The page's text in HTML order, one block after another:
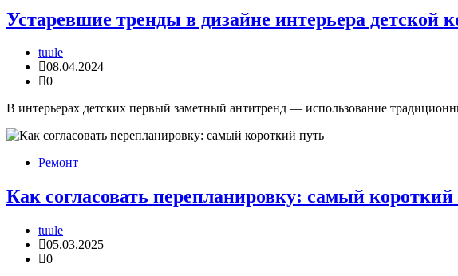
Устаревшие тренды в дизайне интерьера детской
tuule
08.04.2024
0
В интерьерах детских первый заметный антитренд — использование
Ремонт
Как согласовать перепланировку: самый короткий
tuule
05.03.2025
0